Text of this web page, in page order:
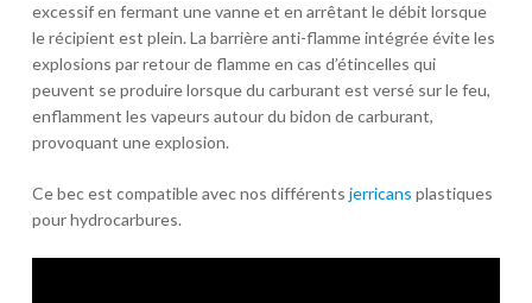
excessif en fermant une vanne et en arrêtant le débit lorsque
le récipient est plein. La barrière anti-flamme intégrée évite les
explosions par retour de flamme en cas d’étincelles qui
peuvent se produire lorsque du carburant est versé sur le feu,
enflamment les vapeurs autour du bidon de carburant,
provoquant une explosion.
Ce bec est compatible avec nos différents jerricans plastiques
pour hydrocarbures.